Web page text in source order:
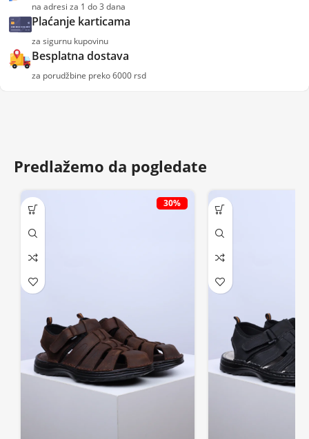
na adresi za 1 do 3 dana
Plaćanje karticama
za sigurnu kupovinu
Besplatna dostava
za porudžbine preko 6000 rsd
Predlažemo da pogledate
30%